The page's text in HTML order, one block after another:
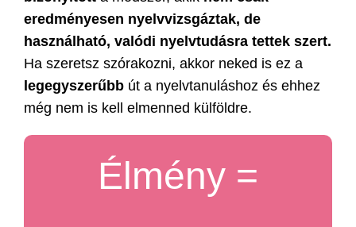
eredményesen nyelvvizsgáztak, de
használható, valódi nyelvtudásra tettek szert.
Ha szeretsz szórakozni, akkor neked is ez a
legegyszerűbbút a nyelvtanuláshoz és ehhez
még nem is kell elmenned külföldre.
Élmény =